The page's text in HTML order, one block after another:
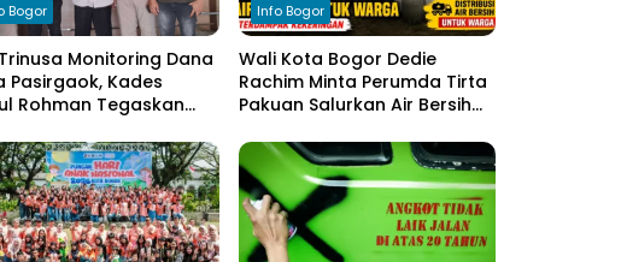
Bogor
Trinusa Monitoring Dana
Pasirgaok, Kades
Rohman Tegaskan
Anggaran
Info Bogor
Wali Kota Bogor Dedie
Rachim Minta Perumda Tirta
Pakuan Salurkan Air Bersih
Kekeringan